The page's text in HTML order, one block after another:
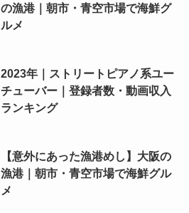
の漁港｜朝市・青空市場で海鮮グ
ルメ
2023年｜ストリートピアノ系ユー
チューバー｜登録者数・動画収入
ランキング
【意外にあった漁港めし】大阪の
漁港｜朝市・青空市場で海鮮グル
メ